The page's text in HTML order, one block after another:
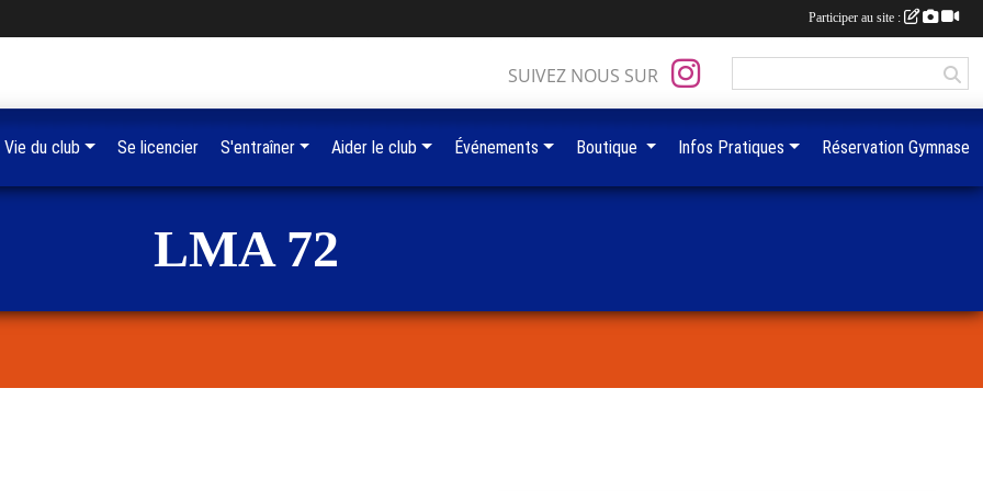
LMA 72
SUIVEZ NOUS SUR
Vie du club Se licencier S'entraîner Aider le club Événements Boutique Infos Pratiques Réservation Gymnase
Participer au site :